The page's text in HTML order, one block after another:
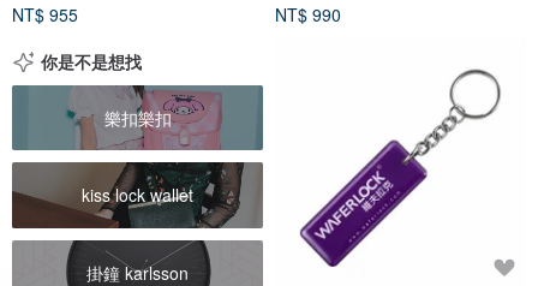
NT$ 955
NT$ 990
你是不是想找
樂扣樂扣
kiss lock wallet
掛鐘 karlsson